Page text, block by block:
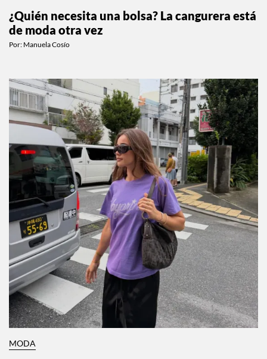
¿Quién necesita una bolsa? La cangurera está
de moda otra vez
Por: Manuela Cosío
MODA